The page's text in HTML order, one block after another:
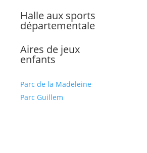
Halle aux sports
départementale
Aires de jeux
enfants
Parc de la Madeleine
Parc Guillem